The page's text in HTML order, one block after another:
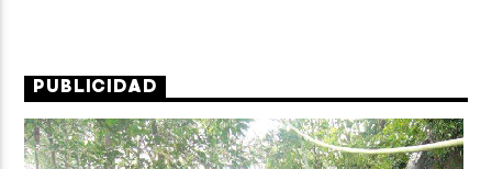
PUBLICIDAD